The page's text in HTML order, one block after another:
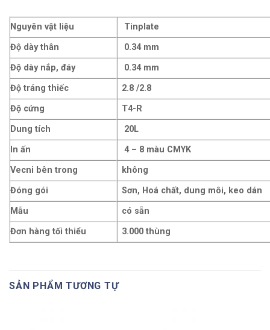
Nguyên vật liệu
Tinplate
Độ dày thân
0.34 mm
Độ dày nắp, đáy
0.34 mm
Độ tráng thiếc
2.8 /2.8
Độ cứng
T4-R
Dung tích
20L
In ấn
4 – 8 màu CMYK
Vecni bên trong
không
Đóng gói
Sơn, Hoá chất, dung môi, keo dán
Mẫu
có sẵn
Đơn hàng tối thiểu
3.000 thùng
SẢN PHẨM TƯƠNG TỰ